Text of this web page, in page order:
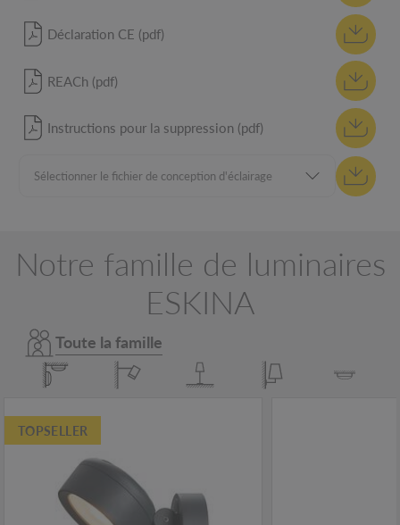
Déclaration CE (pdf)
REACh (pdf)
Instructions pour la suppression (pdf)
Notre famille de luminaires
ESKINA
Toute la famille
TOPSELLER